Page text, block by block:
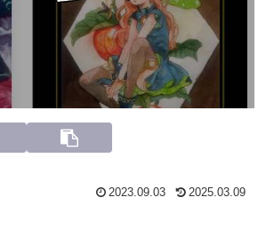
2023.09.03 2025.03.09